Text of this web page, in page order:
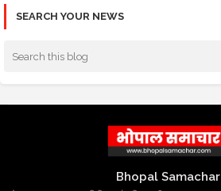
SEARCH YOUR NEWS
Bhopal Samachar